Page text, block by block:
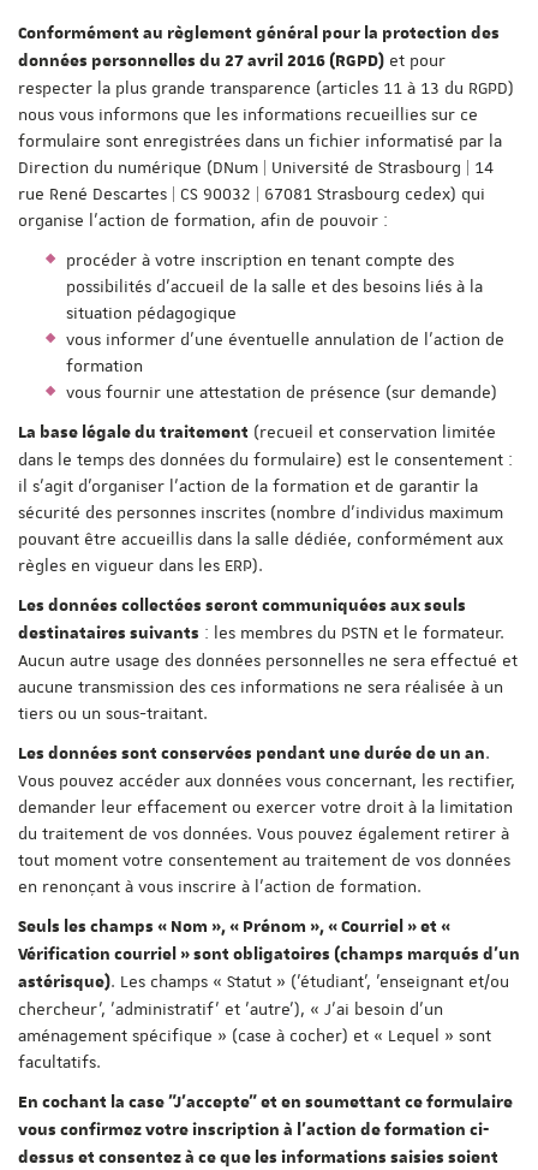
Conformément au règlement général pour la protection des
données personnelles du 27 avril 2016 (RGPD) et pour
respecter la plus grande transparence (articles 11 à 13 du RGPD)
nous vous informons que les informations recueillies sur ce
formulaire sont enregistrées dans un fichier informatisé par la
Direction du numérique (DNum | Université de Strasbourg | 14
rue René Descartes | CS 90032 | 67081 Strasbourg cedex) qui
organise l'action de formation, afin de pouvoir :
procéder à votre inscription en tenant compte des
possibilités d'accueil de la salle et des besoins liés à la
situation pédagogique
vous informer d'une éventuelle annulation de l'action de
formation
vous fournir une attestation de présence (sur demande)
La base légale du traitement (recueil et conservation limitée
dans le temps des données du formulaire) est le consentement :
il s'agit d'organiser l'action de la formation et de garantir la
sécurité des personnes inscrites (nombre d'individus maximum
pouvant être accueillis dans la salle dédiée, conformément aux
règles en vigueur dans les ERP).
Les données collectées seront communiquées aux seuls
destinataires suivants : les membres du PSTN et le formateur.
Aucun autre usage des données personnelles ne sera effectué et
aucune transmission des ces informations ne sera réalisée à un
tiers ou un sous-traitant.
Les données sont conservées pendant une durée de un an.
Vous pouvez accéder aux données vous concernant, les rectifier,
demander leur effacement ou exercer votre droit à la limitation
du traitement de vos données. Vous pouvez également retirer à
tout moment votre consentement au traitement de vos données
en renonçant à vous inscrire à l'action de formation.
Seuls les champs « Nom », « Prénom », « Courriel » et «
Vérification courriel » sont obligatoires (champs marqués d'un
astérisque). Les champs « Statut » ('étudiant', 'enseignant et/ou
chercheur', 'administratif' et 'autre'), « J'ai besoin d'un
aménagement spécifique » (case à cocher) et « Lequel » sont
facultatifs.
En cochant la case "J'accepte" et en soumettant ce formulaire
vous confirmez votre inscription à l'action de formation ci-
dessus et consentez à ce que les informations saisies soient